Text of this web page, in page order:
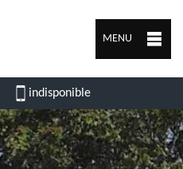
MENU
indisponible